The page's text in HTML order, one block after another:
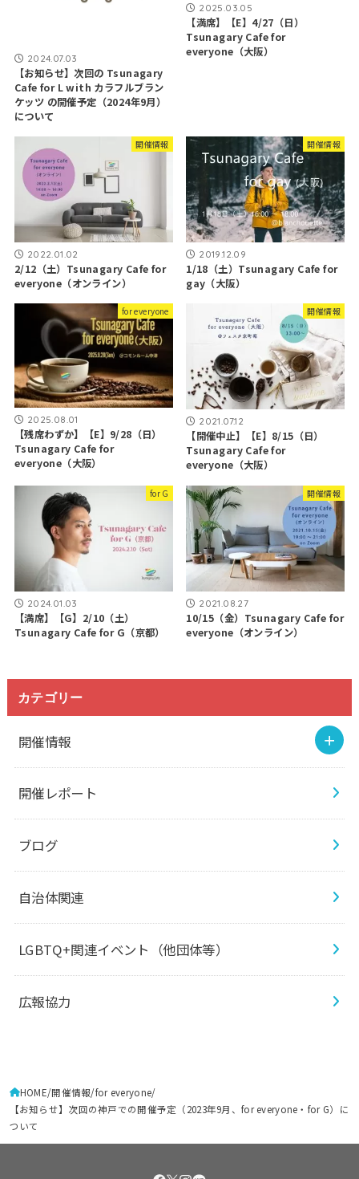
2024.07.03
【お知らせ】次回の Tsunagary
Cafe for L with カラフルブラン
ケッツ の開催予定（2024年9月）
について
2025.03.05
【満席】【E】4/27（日）
Tsunagary Cafe for
everyone（大阪）
開催情報
2022.01.02
2/12（土）Tsunagary Cafe for
everyone（オンライン）
開催情報
2019.12.09
1/18（土）Tsunagary Cafe for
gay（大阪）
for everyone
2025.08.01
【残席わずか】【E】9/28（日）
Tsunagary Cafe for
everyone（大阪）
開催情報
2021.07.12
【開催中止】【E】8/15（日）
Tsunagary Cafe for
everyone（大阪）
for G
2024.01.03
【満席】【G】2/10（土）
Tsunagary Cafe for G（京都）
開催情報
2021.08.27
10/15（金）Tsunagary Cafe for
everyone（オンライン）
カテゴリー
開催情報
開催レポート
ブログ
自治体関連
LGBTQ+関連イベント（他団体等）
広報協力
HOME 開催情報 for everyone
【お知らせ】次回の神戸での開催予定（2023年9月、for everyone・for G）に
ついて